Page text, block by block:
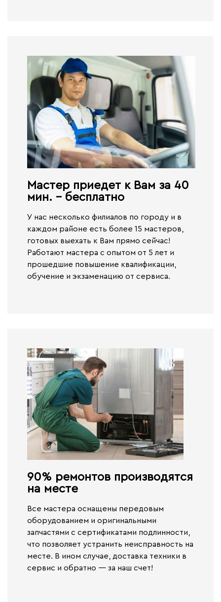
Мастер приедет к Вам за 40
мин. - бесплатно​
У нас несколько филиалов по городу и в
каждом районе есть более 15 мастеров,
готовых выехать к Вам прямо сейчас!
Работают мастера с опытом от 5 лет и
прошедшие повышение квалификации,
обучение и экзаменацию от сервиса.
90% ремонтов производятся
на месте​
Все мастера оснащены передовым
оборудованием и оригинальными
запчастями с сертификатами подлинности,
что позволяет устранить неисправность на
месте. В ином случае, доставка техники в
сервис и обратно — за наш счет!